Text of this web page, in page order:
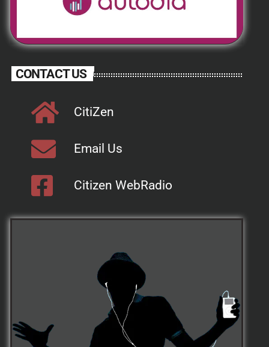
CONTACT US
CitiZen
Email Us
Citizen WebRadio